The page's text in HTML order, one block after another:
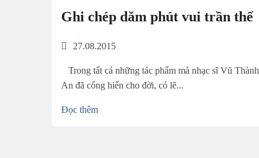
Ghi chép dăm phút vui trần thế
27.08.2015
Trong tất cả những tác phẩm mà nhạc sĩ Vũ Thành
An đã cống hiến cho đời, có lẽ...
Đọc thêm